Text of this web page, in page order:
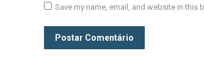
Save my name, email, and website in this
Postar Comentário